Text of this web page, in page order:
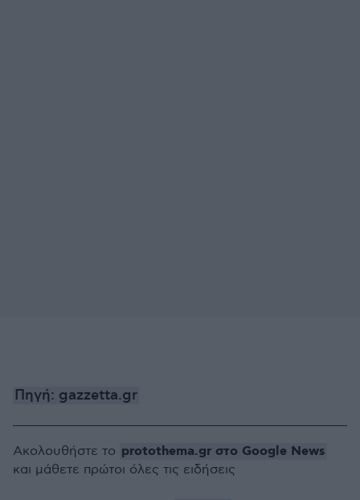
Πηγή: gazzetta.gr
Ακολουθήστε το protothema.gr στο Google News
και μάθετε πρώτοι όλες τις ειδήσεις